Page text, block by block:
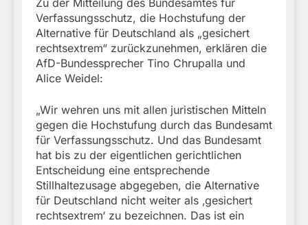
Beinahekollision an
Bahnübergang in Aubing
/ Bundespolizei ermittelt
wegen gefährlichen
Eingriffs in den
5. August 2026
Verfassungsschutz, die Hochstufung der
Alternative für Deutschland als „gesichert
rechtsextrem“ zurückzunehmen, erklären die
AfD-Bundessprecher Tino Chrupalla und
Alice Weidel:
„Wir wehren uns mit allen juristischen Mitteln
gegen die Hochstufung durch das Bundesamt
für Verfassungsschutz. Und das Bundesamt
hat bis zu der eigentlichen gerichtlichen
Entscheidung eine entsprechende
Stillhaltezusage abgegeben, die Alternative
für Deutschland nicht weiter als ‚gesichert
rechtsextrem‘ zu bezeichnen. Das ist ein